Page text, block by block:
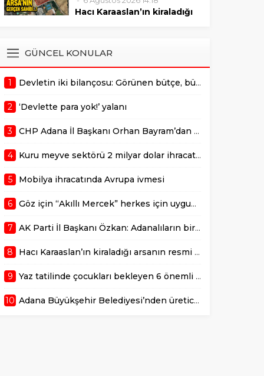
sonrasında verilmelidir."
Mustafa Özkan, Çukurova’da
dair usulsüzlük şüphelerini
gündeme taşıdı. Özkan,
sürecin takipçisi olduklarını
Hacı Karaaslan’ın kiraladığı
ADANA –
geçtiğimiz günlerde
Adana Büyükşehir
bölgesindeki yaklaşık 7,5
kiralanmasına ilişkin yeni
söz konusu...
GÜNCEL KONULAR
1 Devletin iki bilançosu: Görünen bütçe, bütçe dışı riskler ve hazineyi bekleyen yük
2 ‘Devlette para yok!’ yalanı
3 CHP Adana İl Başkanı Orhan Bayram’dan AK Parti İl Başkanı Mustafa Özkan’a cevap!
4 Kuru meyve sektörü 2 milyar dolar ihracat hedefi için Ankara’dan destek istedi
5 Mobilya ihracatında Avrupa ivmesi
6 Göz için “Akıllı Mercek” herkes için uygun mu?
7 AK Parti İl Başkanı Özkan: Adanalıların bir metrekare malını kimseye yedirmeyiz!
8 Hacı Karaaslan’ın kiraladığı arsanın resmi kiracısı bakın kim çıktı!
9 Yaz tatilinde çocukları bekleyen 6 önemli sağlık riski!
10 Adana Büyükşehir Belediyesi’nden üreticiye 168 adet süt sağım makinesi